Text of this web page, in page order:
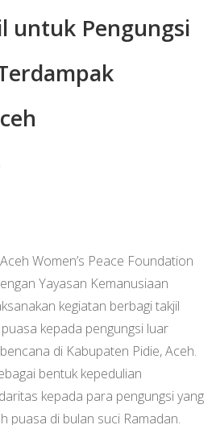
untuk Pengungsi
Women’s Peace Foundation
Yayasan Kemanusiaan
kegiatan berbagi takjil
kepada pengungsi luar
di Kabupaten Pidie, Aceh.
bentuk kepedulian
kepada para pengungsi yang
puasa di bulan suci Ramadan.